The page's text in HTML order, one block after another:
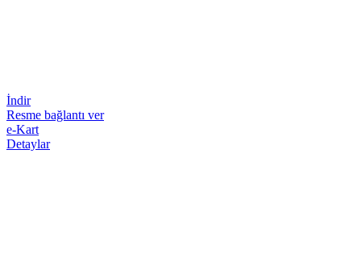
İndir
Resme bağlantı ver
e-Kart
Detaylar